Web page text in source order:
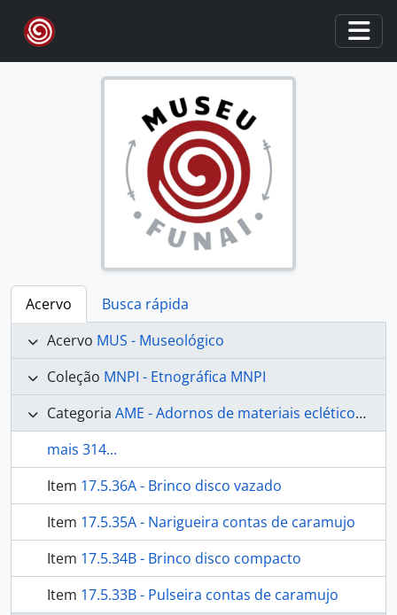
Skip to main content
Acervo
Busca rápida
Acervo MUS - Museológico
Coleção MNPI - Etnográfica MNPI
Categoria AME - Adornos de materiais ecléticos, indumentária e toucador
mais 314...
Item 17.5.36A - Brinco disco vazado
Item 17.5.35A - Narigueira contas de caramujo
Item 17.5.34B - Brinco disco compacto
Item 17.5.33B - Pulseira contas de caramujo